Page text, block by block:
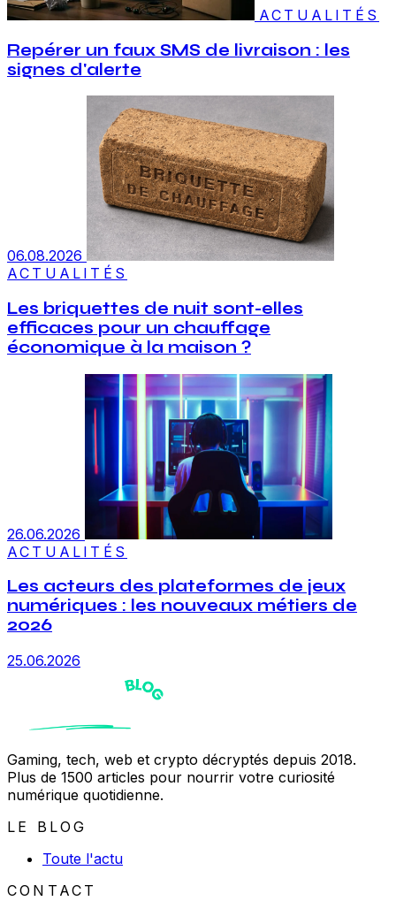
ACTUALITÉS
Repérer un faux SMS de livraison : les
signes d'alerte
06.08.2026
ACTUALITÉS
Les briquettes de nuit sont-elles
efficaces pour un chauffage
économique à la maison ?
26.06.2026
ACTUALITÉS
Les acteurs des plateformes de jeux
numériques : les nouveaux métiers de
2026
25.06.2026
Gaming, tech, web et crypto décryptés depuis 2018.
Plus de 1500 articles pour nourrir votre curiosité
numérique quotidienne.
LE BLOG
Toute l'actu
CONTACT